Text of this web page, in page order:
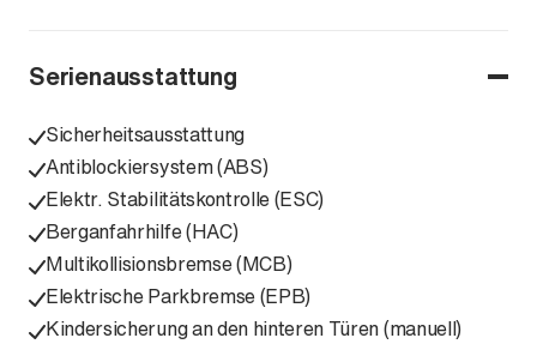
Serienausstattung
Sicherheitsausstattung
Antiblockiersystem (ABS)
Elektr. Stabilitätskontrolle (ESC)
Berganfahrhilfe (HAC)
Multikollisionsbremse (MCB)
Elektrische Parkbremse (EPB)
Kindersicherung an den hinteren Türen (manuell)